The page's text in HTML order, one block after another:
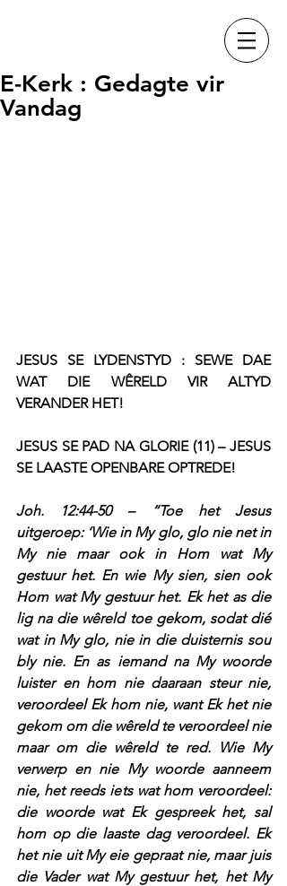
E-Kerk : Gedagte vir
Vandag
JESUS SE LYDENSTYD : SEWE DAE
WAT DIE WÊRELD VIR ALTYD
VERANDER HET!
JESUS SE PAD NA GLORIE (11) – JESUS
SE LAASTE OPENBARE OPTREDE!
Joh. 12:44-50 – “Toe het Jesus
uitgeroep: ‘Wie in My glo, glo nie net in
My nie maar ook in Hom wat My
gestuur het. En wie My sien, sien ook
Hom wat My gestuur het. Ek het as die
lig na die wêreld toe gekom, sodat dié
wat in My glo, nie in die duisternis sou
bly nie. En as iemand na My woorde
luister en hom nie daaraan steur nie,
veroordeel Ek hom nie, want Ek het nie
gekom om die wêreld te veroordeel nie
maar om die wêreld te red. Wie My
verwerp en nie My woorde aanneem
nie, het reeds iets wat hom veroordeel:
die woorde wat Ek gespreek het, sal
hom op die laaste dag veroordeel. Ek
het nie uit My eie gepraat nie, maar juis
die Vader wat My gestuur het, het My